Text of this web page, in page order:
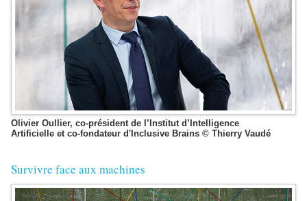
Olivier Oullier, co-président de l’Institut d’Intelligence
Artificielle et co-fondateur d'Inclusive Brains © Thierry Vaudé
Survivre face aux machines